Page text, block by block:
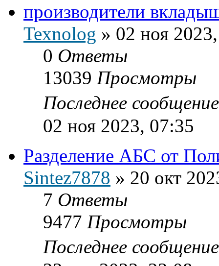
производители
Texnolog » 02 ноя
0 Ответы
13039 Просмотры
Последнее
02 ноя 2023, 07:35
Разделение АБС от
Sintez7878 » 20 окт
7 Ответы
9477 Просмотры
Последнее